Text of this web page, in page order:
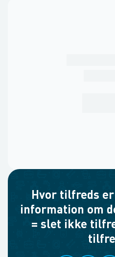
Hvor tilfreds er
information om
= slet ikke